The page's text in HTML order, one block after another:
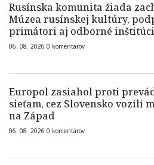
Rusínska komunita žiada
Múzea rusínskej kultúry,
primátori aj odborné
06. 08. 2026 0 komentárov
Europol zasiahol proti
sieťam, cez Slovensko vozili
na Západ
06. 08. 2026 0 komentárov